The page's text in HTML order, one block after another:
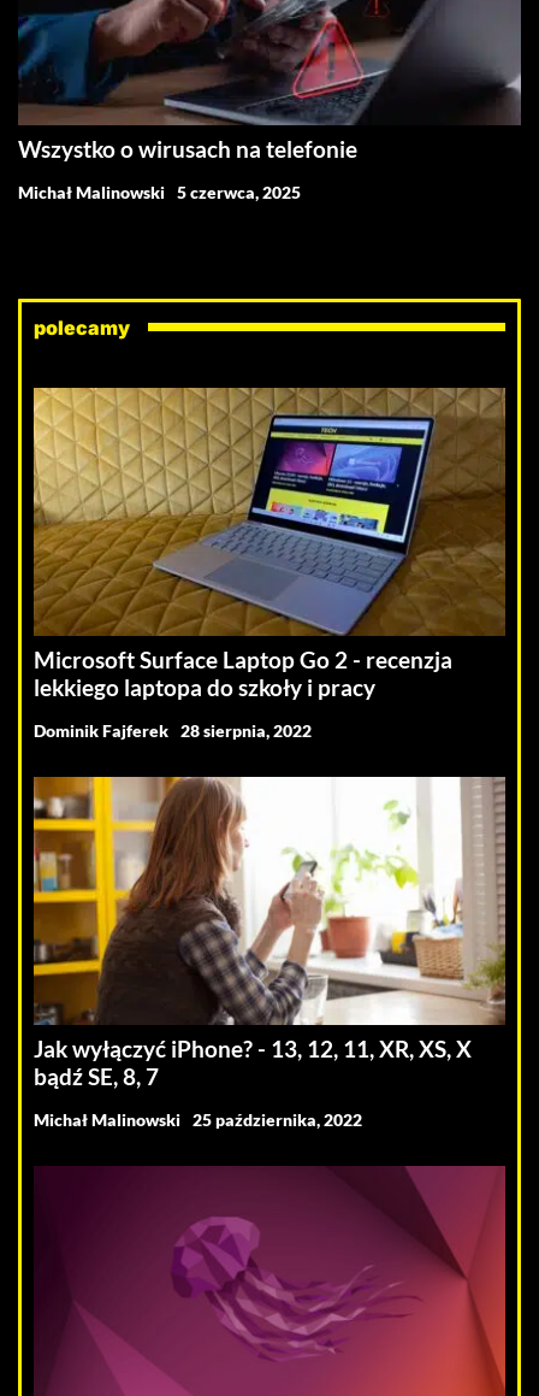
Wszystko o wirusach na telefonie
Michał Malinowski 5 czerwca, 2025
polecamy
Microsoft Surface Laptop Go 2 - recenzja
lekkiego laptopa do szkoły i pracy
Dominik Fajferek 28 sierpnia, 2022
Jak wyłączyć iPhone? - 13, 12, 11, XR, XS, X
bądź SE, 8, 7
Michał Malinowski 25 października, 2022